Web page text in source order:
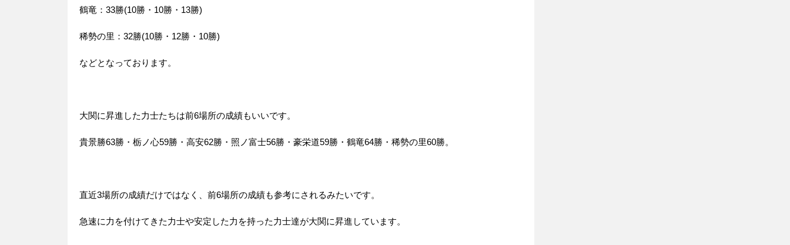
鶴竜：33勝(10勝・10勝・13勝)
稀勢の里：32勝(10勝・12勝・10勝)
などとなっております。
大関に昇進した力士たちは前6場所の成績もいいです。
貴景勝63勝・栃ノ心59勝・高安62勝・照ノ富士56勝・豪栄道59勝・鶴竜64勝・稀勢の里60勝。
直近3場所の成績だけではなく、前6場所の成績も参考にされるみたいです。
急速に力を付けてきた力士や安定した力を持った力士達が大関に昇進しています。